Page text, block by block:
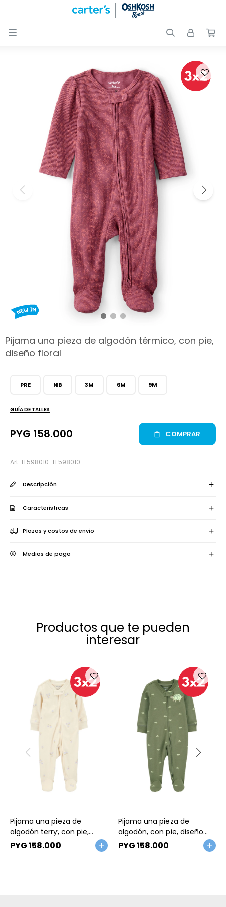

Pijama una pieza de algodón térmico, con pie,
diseño floral
1T598010-1T598010
PRE NB 3M 6M 9M
GUÍA DE TALLES
PYG 158.000 COMPRAR
Descripción
Características
Plazos y costos de envío
Medios de pago
Productos que te pueden
interesar
Pijama una pieza de
algodón terry, con pie,
diseño floral
PYG158.000
Pijama una pieza de
algodón, con pie, diseño
tortuga
PYG158.000
Nuevos
OUTLET